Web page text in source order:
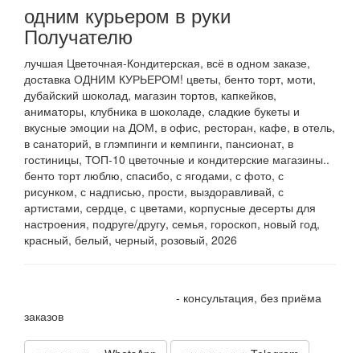
одним курьером в руки
Получателю
лучшая Цветочная-Кондитерская, всё в одном заказе,
доставка ОДНИМ КУРЬЕРОМ! цветы, бенто торт, моти,
дубайский шоколад, магазин тортов, капкейков,
аниматоры, клубника в шоколаде, сладкие букеты и
вкусные эмоции на ДОМ, в офис, ресторан, кафе, в отель,
в санаторий, в глэмпинги и кемпинги, пансионат, в
гостиницы, ТОП-10 цветочные и кондитерские магазины..
бенто торт люблю, спасибо, с ягодами, с фото, с
рисунком, с надписью, прости, выздоравливай, с
артистами, сердце, с цветами, корпусные десерты для
настроения, подруге/другу, семья, гороскоп, новый год,
красный, белый, черный, розовый, 2026
- консультация, без приёма
заказов